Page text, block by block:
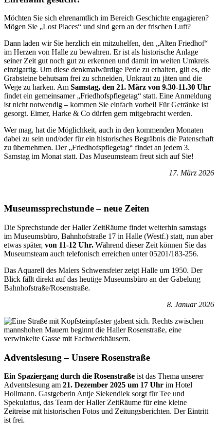
Möchten Sie sich ehrenamtlich im Bereich Geschichte engagieren?
Mögen Sie „Lost Places“ und sind gern an der frischen Luft?
Dann laden wir Sie herzlich ein mitzuhelfen, den „Alten Friedhof“
im Herzen von Halle zu bewahren. Er ist als historische Anlage
seiner Zeit gut noch gut zu erkennen und damit im weiten Umkreis
einzigartig. Um diese denkmalwürdige Perle zu erhalten, gilt es, die
Grabsteine behutsam frei zu schneiden, Unkraut zu jäten und die
Wege zu harken. Am Samstag, den 21. März von 9.30-11.30 Uhr
findet ein gemeinsamer „Friedhofspflegetag“ statt. Eine Anmeldung
ist nicht notwendig – kommen Sie einfach vorbei! Für Getränke ist
gesorgt. Eimer, Harke & Co dürfen gern mitgebracht werden.
Wer mag, hat die Möglichkeit, auch in den kommenden Monaten
dabei zu sein und/oder für ein historisches Begräbnis die Patenschaft
zu übernehmen. Der „Friedhofspflegetag“ findet an jedem 3.
Samstag im Monat statt. Das Museumsteam freut sich auf Sie!
17. März 2026
Museumssprechstunde – neue Zeiten
Die Sprechstunde der Haller ZeitRäume findet weiterhin samstags
im Museumsbüro, Bahnhofstraße 17 in Halle (Westf.) statt, nun aber
etwas später, von 11-12 Uhr. Während dieser Zeit können Sie das
Museumsteam auch telefonisch erreichen unter 05201/183-256.
Das Aquarell des Malers Schwensfeier zeigt Halle um 1950. Der
Blick fällt direkt auf das heutige Museumsbüro an der Gabelung
Bahnhofstraße/Rosenstraße.
8. Januar 2026
Adventslesung – Unsere Rosenstraße
Ein Spaziergang durch die Rosenstraße ist das Thema unserer
Adventslesung am 21. Dezember 2025 um 17 Uhr im Hotel
Hollmann. Gastgeberin Antje Siekendiek sorgt für Tee und
Spekulatius, das Team der Haller ZeitRäume für eine kleine
Zeitreise mit historischen Fotos und Zeitungsberichten. Der Eintritt
ist frei.